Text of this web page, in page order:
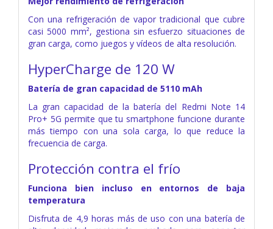
Con una refrigeración de vapor tradicional que cubre
casi 5000 mm², gestiona sin esfuerzo situaciones de
gran carga, como juegos y vídeos de alta resolución.
HyperCharge de 120 W
Batería de gran capacidad de 5110 mAh
La gran capacidad de la batería del Redmi Note 14
Pro+ 5G permite que tu smartphone funcione durante
más tiempo con una sola carga, lo que reduce la
frecuencia de carga.
Protección contra el frío
Funciona bien incluso en entornos de baja
temperatura
Disfruta de 4,9 horas más de uso con una batería de